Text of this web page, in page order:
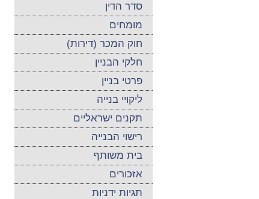
סדר הדין
מומחים
חוק המכר (דירות)
חלקי הבניין
פרטי בניין
ליקויי בנייה
תקנים ישראליים
רישוי הבנייה
בית משותף
אזכורים
תגיות ידניות